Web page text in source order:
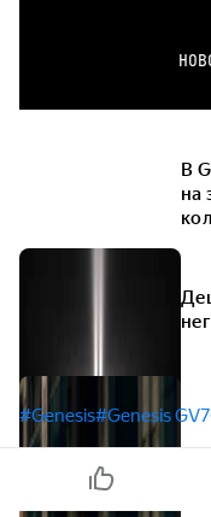
В
на
#Genesis#Genesis